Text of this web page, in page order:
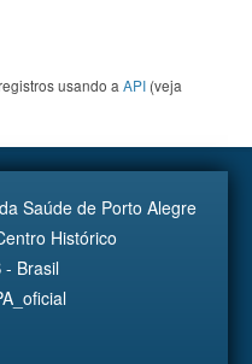
usando a API (veja
Saúde de Porto Alegre
Histórico
- Brasil